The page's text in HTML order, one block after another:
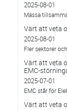
2025-08-01
Mässa
Värt att veta
2025-08-01
Fler sektorer
Värt att veta
EMC-
2025-07-01
EMC står för
Värt att veta